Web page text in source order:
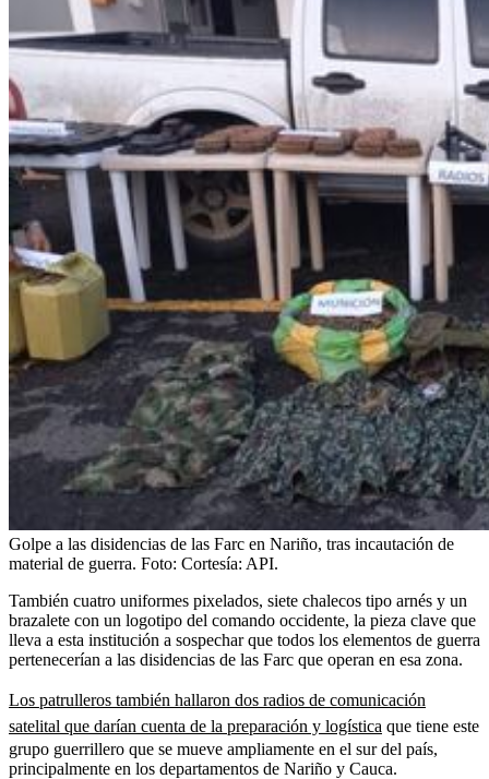
Golpe a las disidencias de las Farc en Nariño, tras incautación de
material de guerra. Foto: Cortesía: API.
También cuatro uniformes pixelados, siete chalecos tipo arnés y un
brazalete con un logotipo del comando occidente, la pieza clave que
lleva a esta institución a sospechar que todos los elementos de guerra
pertenecerían a las disidencias de las Farc que operan en esa zona.
Los patrulleros también hallaron dos radios de comunicación
satelital que darían cuenta de la preparación y logística que tiene este
grupo guerrillero que se mueve ampliamente en el sur del país,
principalmente en los departamentos de Nariño y Cauca.